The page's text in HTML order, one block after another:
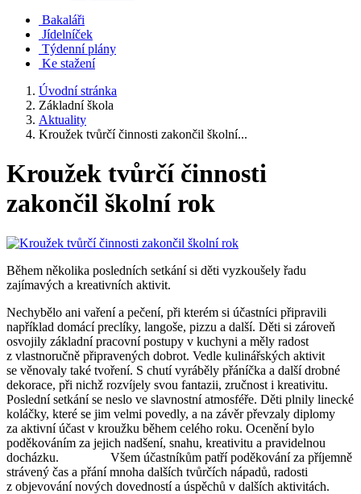
Bakaláři
Jídelníček
Týdenní plány
Ke stažení
Úvodní stránka
Základní škola
Aktuality
Kroužek tvůrčí činnosti zakončil školní...
Kroužek tvůrčí činnosti
zakončil školní rok
Během několika posledních setkání si děti vyzkoušely řadu
zajímavých a kreativních aktivit.
Nechybělo ani vaření a pečení, při kterém si účastníci připravili
například domácí preclíky, langoše, pizzu a další. Děti si zároveň
osvojily základní pracovní postupy v kuchyni a měly radost
z vlastnoručně připravených dobrot. Vedle kulinářských aktivit
se věnovaly také tvoření. S chutí vyráběly přáníčka a další drobné
dekorace, při nichž rozvíjely svou fantazii, zručnost i kreativitu.
Poslední setkání se neslo ve slavnostní atmosféře. Děti plnily linecké
koláčky, které se jim velmi povedly, a na závěr převzaly diplomy
za aktivní účast v kroužku během celého roku. Ocenění bylo
poděkováním za jejich nadšení, snahu, kreativitu a pravidelnou
docházku. Všem účastníkům patří poděkování za příjemně
strávený čas a přání mnoha dalších tvůrčích nápadů, radosti
z objevování nových dovedností a úspěchů v dalších aktivitách.